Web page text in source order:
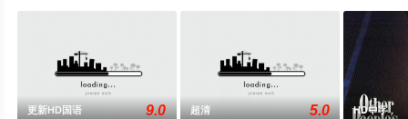
更新HD国语 9.0 超清 5.0 HD中字